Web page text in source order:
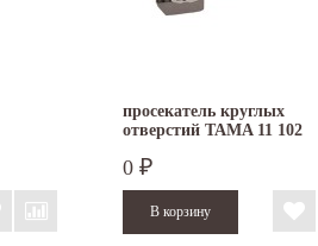
просекатель круглых
отверстий TAMA 11 102
0 ₽